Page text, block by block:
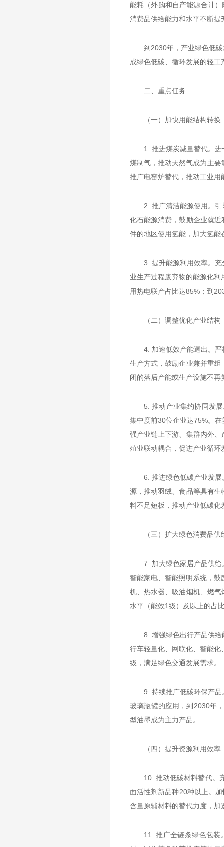
能耗（外购和自产能源合计
消费品供给能力和水平不断
到2030年，产业绿色低
成绿色低碳、循环发展的轻工
二、重点任务
（一）加快用能结构转换
1. 推进煤炭减量替代。
煤制气，推动天然气成为主要
推广电窑炉替代，推动工业用
2. 推广清洁能源使用。
化石能源消费，鼓励企业就
件的地区使用氢能，加大氢
3. 提升能源利用效率。
业生产过程废弃物的能源化
用热电联产占比达85%；到
（二）调整优化产业结构
4. 加速低效产能退出。
生产方式，鼓励企业兼并重
闭的落后产能或生产设施不再
5. 推动产业集约协同发
集中度前30位企业达75%。
强产业链上下游、集群内外
殖业联动耦合，促进产业循环
6. 推进绿色低碳产业发
源，推动羽绒、食品等具有
料不足短板，推动产业低碳
（三）扩大绿色消费品供
7. 加大绿色家居产品供
智能家电、智能照明系统，
机、热水器、吸油烟机、燃
水平（能效1级）及以上的占
8. 增强绿色出行产品供
行车轻量化、网联化、智能
级，满足绿色交通发展需求。
9. 持续推广低碳环保产
玻璃瓶罐的应用，到2030年
型油墨成为主力产品。
（四）提升资源利用效率
10. 推动低碳材料替代。
面活性剂新品种20种以上。
含量原辅材料的替代力度，
11. 推广全链条绿色包